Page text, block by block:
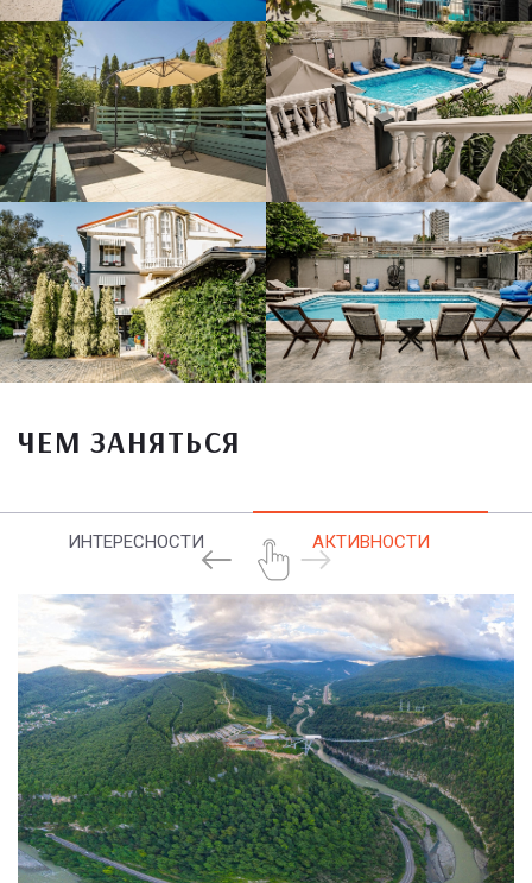
ЧЕМ ЗАНЯТЬСЯ
ИНТЕРЕСНОСТИ АКТИВНОСТИ